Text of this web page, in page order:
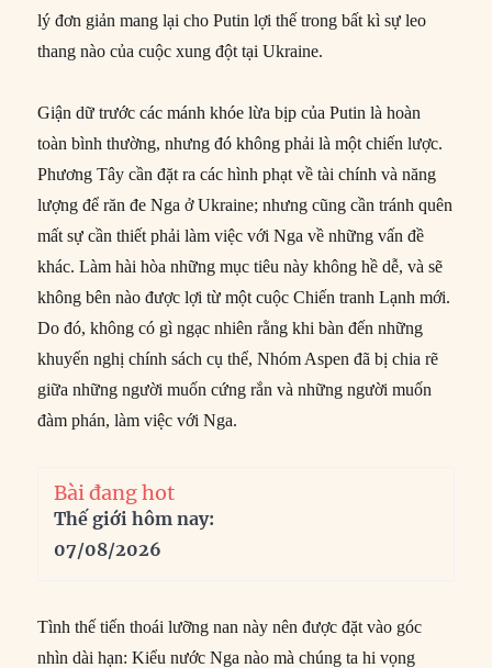
lý đơn giản mang lại cho Putin lợi thế trong bất kì sự leo
thang nào của cuộc xung đột tại Ukraine.
Giận dữ trước các mánh khóe lừa bịp của Putin là hoàn
toàn bình thường, nhưng đó không phải là một chiến lược.
Phương Tây cần đặt ra các hình phạt về tài chính và năng
lượng để răn đe Nga ở Ukraine; nhưng cũng cần tránh quên
mất sự cần thiết phải làm việc với Nga về những vấn đề
khác. Làm hài hòa những mục tiêu này không hề dễ, và sẽ
không bên nào được lợi từ một cuộc Chiến tranh Lạnh mới.
Do đó, không có gì ngạc nhiên rằng khi bàn đến những
khuyến nghị chính sách cụ thể, Nhóm Aspen đã bị chia rẽ
giữa những người muốn cứng rắn và những người muốn
đàm phán, làm việc với Nga.
Bài đang hot
Thế giới hôm nay:
07/08/2026
Tình thế tiến thoái lưỡng nan này nên được đặt vào góc
nhìn dài hạn: Kiểu nước Nga nào mà chúng ta hi vọng